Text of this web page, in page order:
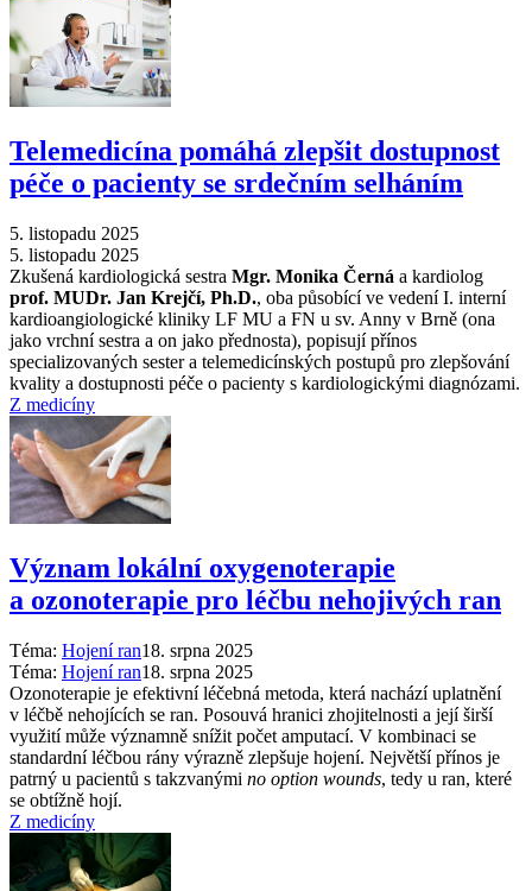
Telemedicína pomáhá zlepšit dostupnost
péče o pacienty se srdečním selháním
5. listopadu 2025
5. listopadu 2025
Zkušená kardiologická sestra Mgr. Monika Černá a kardiolog
prof. MUDr. Jan Krejčí, Ph.D., oba působící ve vedení I. interní
kardioangiologické kliniky LF MU a FN u sv. Anny v Brně (ona
jako vrchní sestra a on jako přednosta), popisují přínos
specializovaných sester a telemedicínských postupů pro zlepšování
kvality a dostupnosti péče o pacienty s kardiologickými diagnózami.
Z medicíny
Význam lokální oxygenoterapie
a ozonoterapie pro léčbu nehojivých ran
Téma: Hojení ran18. srpna 2025
Téma: Hojení ran18. srpna 2025
Ozonoterapie je efektivní léčebná metoda, která nachází uplatnění
v léčbě nehojících se ran. Posouvá hranici zhojitelnosti a její širší
využití může významně snížit počet amputací. V kombinaci se
standardní léčbou rány výrazně zlepšuje hojení. Největší přínos je
patrný u pacientů s takzvanými no option wounds, tedy u ran, které
se obtížně hojí.
Z medicíny